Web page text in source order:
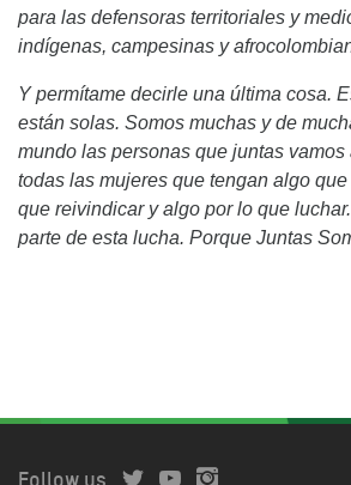
para las defensoras territoriales y
indígenas, campesinas y
Y permítame decirle una última cosa.
están solas. Somos muchas y de
mundo las personas que juntas vamos
todas las mujeres que tengan algo
que reivindicar y algo por lo que
parte de esta lucha. Porque Juntas
Follow us